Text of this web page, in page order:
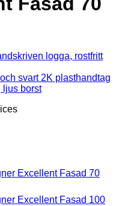
Excellent Fasad 70
Excellent Fasad 100